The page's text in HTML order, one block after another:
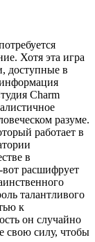
Хотя эта игра
доступные в
информация
Charm
разуме.
работает в
в
расшифрует
талантливого
к
он случайно
свою силу, чтобы